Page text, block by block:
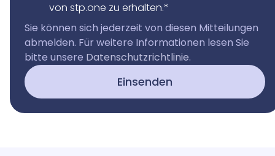
von stp.one zu erhalten.*
Sie können sich jederzeit von diesen Mitteilungen
abmelden. Für weitere Informationen lesen Sie
bitte unsere Datenschutzrichtlinie.